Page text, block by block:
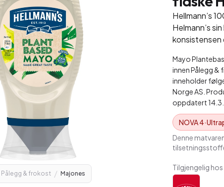
Pålegg & frokost / Majones
Hellmann’s
Helmann’s
konsistensen
Mayo
innen Pålegg
inneholder
Norge AS.
oppdatert
NOVA4·
Denne
Tilgjengelig hos